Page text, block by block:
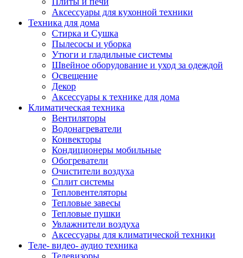
Аксессуары для кухонной техники
Техника для дома
Стирка и Сушка
Пылесосы и уборка
Утюги и гладильные системы
Швейное оборудование и уход за одеждой
Освещение
Декор
Аксессуары к технике для дома
Климатическая техника
Вентиляторы
Водонагреватели
Конвекторы
Кондиционеры мобильные
Обогреватели
Очистители воздуха
Сплит системы
Тепловентеляторы
Тепловые завесы
Тепловые пушки
Увлажнители воздуха
Аксессуары для климатической техники
Теле- видео- аудио техника
Телевизоры